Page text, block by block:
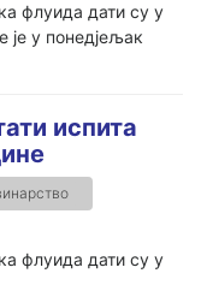
флуида дати су у
у понедјељак
испита
флуида дати су у